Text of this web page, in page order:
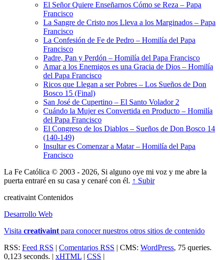
El Señor Quiere Enseñarnos Cómo se Reza – Papa
Francisco
La Sangre de Cristo nos Lleva a los Marginados – Papa
Francisco
La Confesión de Fe de Pedro – Homilía del Papa
Francisco
Padre, Pan y Perdón – Homilía del Papa Francisco
Amar a los Enemigos es una Gracia de Dios – Homilía
del Papa Francisco
Ricos que Llegan a ser Pobres – Los Sueños de Don
Bosco 15 (Final)
San José de Cupertino – El Santo Volador 2
Cuándo la Mujer es Convertida en Producto – Homilía
del Papa Francisco
El Congreso de los Diablos – Sueños de Don Bosco 14
(140-149)
Insultar es Comenzar a Matar – Homilía del Papa
Francisco
La Fe Católica © 2003 - 2026, Si alguno oye mi voz y me abre la
puerta entraré en su casa y cenaré con él. ↑ Subir
creativaint Contenidos
Desarrollo Web
Visita creativaint para conocer nuestros otros sitios de contenido
RSS: Feed RSS | Comentarios RSS | CMS: WordPress, 75 queries.
0,123 seconds. | xHTML | CSS |